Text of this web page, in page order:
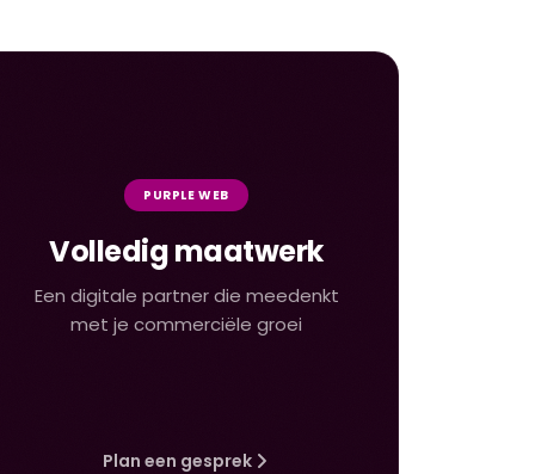
PURPLE WEB
Volledig maatwerk
Een digitale partner die meedenkt
met je commerciële groei
Plan een gesprek